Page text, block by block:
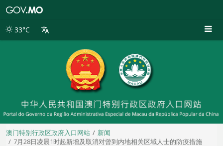
别
33°C
澳门特别行政区政府入口网站
新闻
7月28日凌晨1时起新增及取消对曾到内地相关区域人士的防疫措施